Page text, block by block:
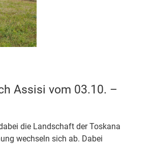
Assisi vom 03.10. –
die Landschaft der Toskana
wechseln sich ab. Dabei